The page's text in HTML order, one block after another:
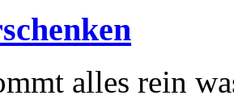
alles rein